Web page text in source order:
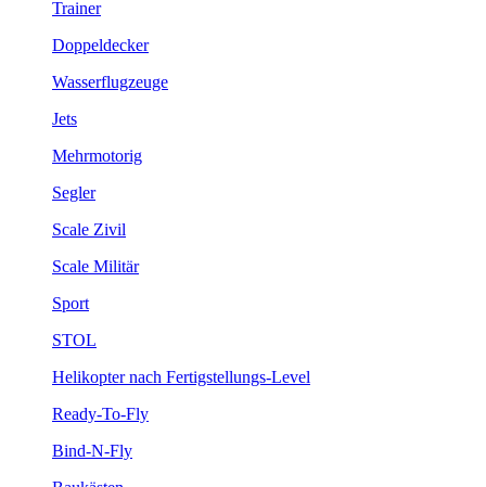
Trainer
Doppeldecker
Wasserflugzeuge
Jets
Mehrmotorig
Segler
Scale Zivil
Scale Militär
Sport
STOL
Helikopter nach Fertigstellungs-Level
Ready-To-Fly
Bind-N-Fly